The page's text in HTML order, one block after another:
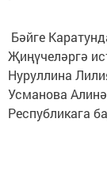
Бәйге
Җиңүчеләргә
Нуруллина
Усманова
Республикага